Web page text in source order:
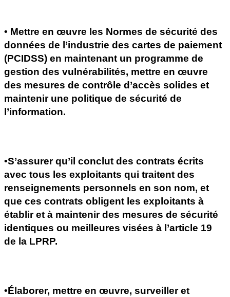
• Mettre en œuvre les Normes de sécurité des
données de l’industrie des cartes de paiement
(PCIDSS) en maintenant un programme de
gestion des vulnérabilités, mettre en œuvre
des mesures de contrôle d’accès solides et
maintenir une politique de sécurité de
l’information.
•S’assurer qu’il conclut des contrats écrits
avec tous les exploitants qui traitent des
renseignements personnels en son nom, et
que ces contrats obligent les exploitants à
établir et à maintenir des mesures de sécurité
identiques ou meilleures visées à l’article 19
de la LPRP.
•Élaborer, mettre en œuvre, surveiller et